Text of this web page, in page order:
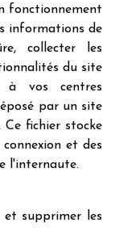
fonctionnement
informations de
collecter les
du site
à vos centres
par un site
fichier stocke
et des
l'internaute.
supprimer les